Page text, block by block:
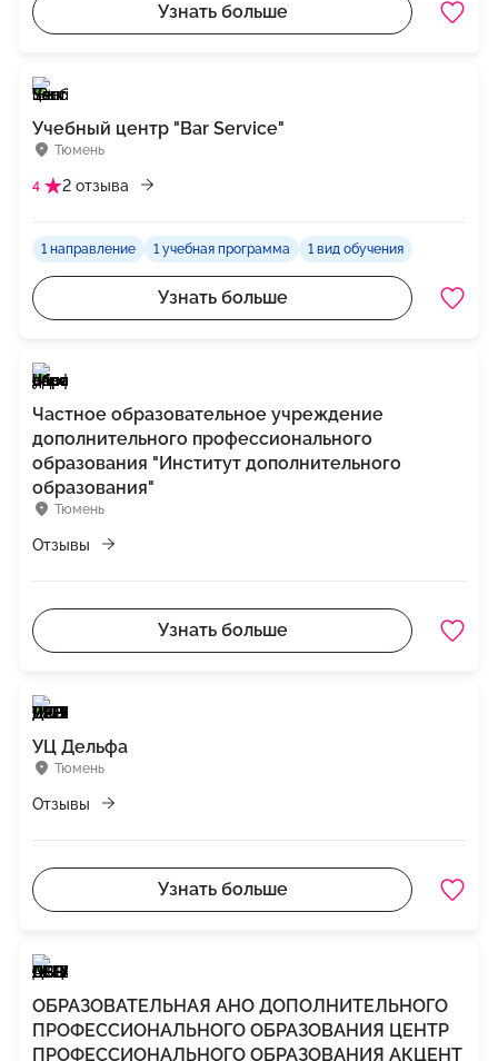
Узнать больше
Тюмень
Учебный центр "Bar Service"
4 2 отзыва
1 направление 1 учебная программа 1 вид обучения
Узнать больше
Тюмень
Частное образовательное учреждение
дополнительного профессионального
образования "Институт дополнительного
образования"
Отзывы
Узнать больше
Тюмень
УЦ Дельфа
Отзывы
Узнать больше
ОБРАЗОВАТЕЛЬНАЯ АНО ДОПОЛНИТЕЛЬНОГО
ПРОФЕССИОНАЛЬНОГО ОБРАЗОВАНИЯ ЦЕНТР
ПРОФЕССИОНАЛЬНОГО ОБРАЗОВАНИЯ АКЦЕНТ